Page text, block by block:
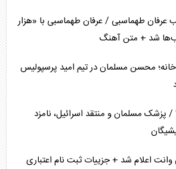
در غرب آسیا
آمریکا
تجارت ایران
علیه متحدان ایران
حماس
عرفان طهماسبی / عرفان طهماسبی با «هزار
شد + متن آهنگ
محسن مسلمان در تیم امید پرسپولیس
مسلمان و منتقد اسرائیل، نامزد
اعلام شد + جزییات ثبت نام اعتباری